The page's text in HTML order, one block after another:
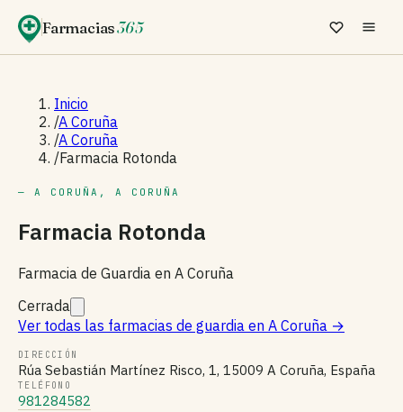
Farmacias365
Inicio
/A Coruña
/A Coruña
/Farmacia Rotonda
— A CORUÑA, A CORUÑA
Farmacia Rotonda
Farmacia de Guardia en A Coruña
Cerrada
Ver todas las farmacias de guardia en A Coruña →
DIRECCIÓN
Rúa Sebastián Martínez Risco, 1, 15009 A Coruña, España
TELÉFONO
981284582